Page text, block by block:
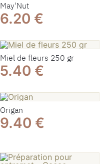
May'Nut
6.20 €
Miel de fleurs 250 gr
5.40 €
Origan
9.40 €